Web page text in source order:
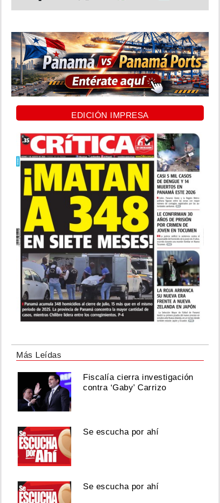
EDICIÓN IMPRESA
Más Leídas
Fiscalía cierra investigación
contra ‘Gaby’ Carrizo
Se escucha por ahí
Se escucha por ahí